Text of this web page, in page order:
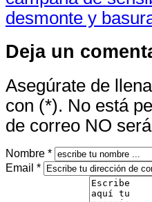
desmonte y
Deja un
Asegúrate de
con (*). No está
de correo NO
Nombre *
Email *